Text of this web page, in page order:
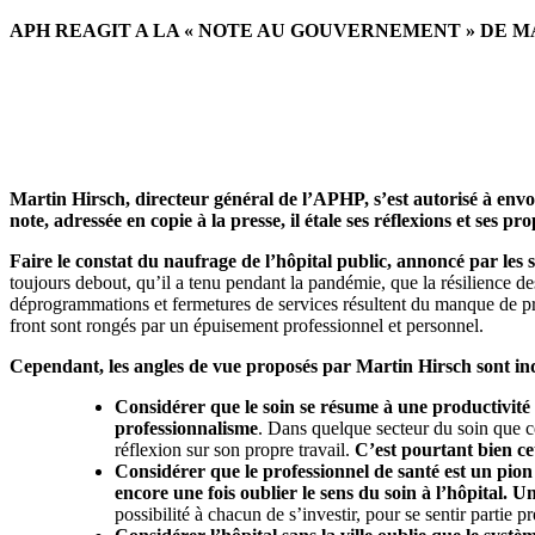
APH REAGIT A LA « NOTE AU GOUVERNEMENT » DE
Martin Hirsch, directeur général de l’APHP, s’est autorisé à
note, adressée en copie à la presse, il étale ses réflexions et ses
Faire le constat du naufrage de l’hôpital public, annoncé par les
toujours debout, qu’il a tenu pendant la pandémie, que la résilience
déprogrammations et fermetures de services résultent du manque
front sont rongés par un épuisement professionnel et personnel.
Cependant, les angles de vue proposés par Martin Hirsch sont
Considérer que le soin se résume à une
professionnalisme. Dans quelque secteur du soin que
réflexion sur son propre travail. C’est pourtant bien
Considérer que le professionnel de santé est un
encore une fois oublier le sens du soin à l’hôpital.
possibilité à chacun de s’investir, pour se sentir partie